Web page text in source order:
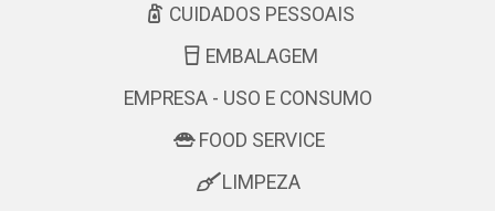
CUIDADOS PESSOAIS
EMBALAGEM
EMPRESA - USO E CONSUMO
FOOD SERVICE
LIMPEZA